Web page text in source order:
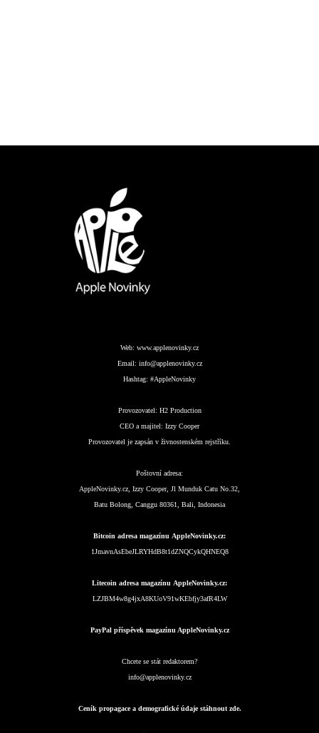
Web: www.applenovinky.cz
Email: info@applenovinky.cz
Hashtag: #AppleNovinky
Provozovatel: H2 Production
CEO a majitel: Izzy Cooper
Provozovatel je zapsán v živnostenském rejstříku.
Poštovní adresa:
AppleNovinky.cz, Izzy Cooper, Jl Munduk Catu No.32,
Batu Bolong, Canggu 80361, Bali, Indonesia
Bitcoin adresa magazínu AppleNovinky.cz:
1JmavnAsEbeJLRYHdB8t1dZNQCykQHNEQ8
Litecoin adresa magazínu AppleNovinky.cz:
LZJBM4w8g4jxA8KUoV91wKEbfjy3afR4LW
PayPal příspěvek magazínu AppleNovinky.cz
Chcete se stát redaktorem?
info@applenovinky.cz
Ceník propagace a demografické údaje stáhnout zde.